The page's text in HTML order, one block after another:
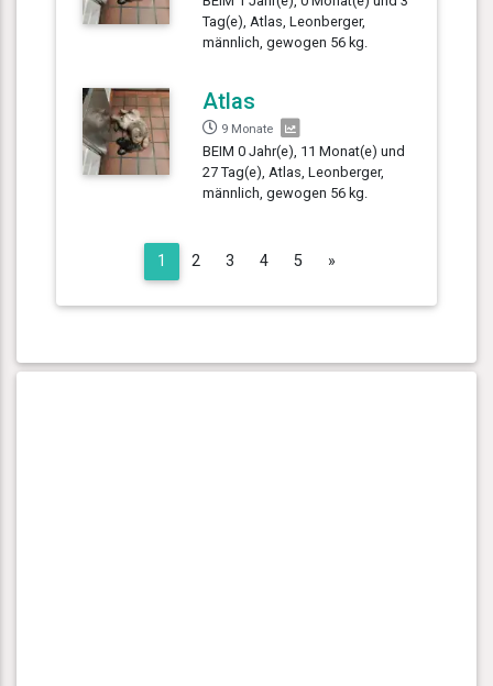
Tag(e), Atlas, Leonberger,
männlich, gewogen 56 kg.
Atlas
9 Monate
BEIM 0 Jahr(e), 11 Monat(e) und
27 Tag(e), Atlas, Leonberger,
männlich, gewogen 56 kg.
1 2 3 4 5 »